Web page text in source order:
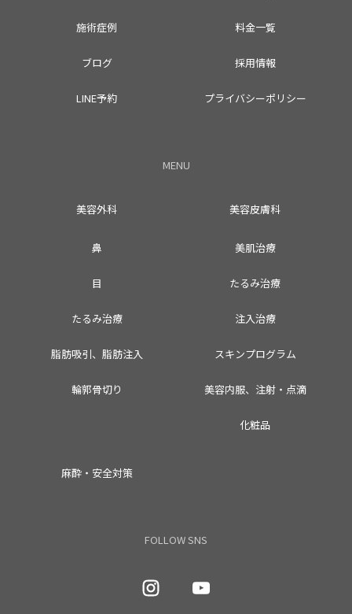
施術症例 料金一覧
ブログ 採用情報
LINE予約 プライバシーポリシー
MENU
美容外科
鼻
目
たるみ治療
脂肪吸引、脂肪注入
輪郭骨切り
美容皮膚科
美肌治療
たるみ治療
注入治療
スキンプログラム
美容内服、注射・点滴
化粧品
麻酔・安全対策
FOLLOW SNS